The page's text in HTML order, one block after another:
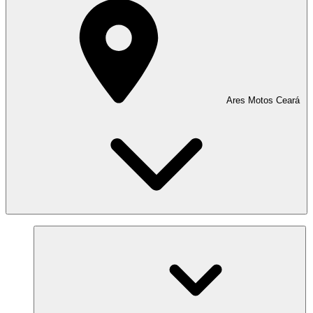
Ares Motos Ceará